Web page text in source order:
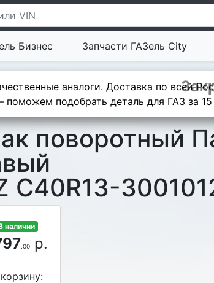
Бизнес Запчасти ГАЗель City
аналоги. Доставка по всей
подобрать деталь для ГАЗ за
поворотный
C40R13-
наличии
.00р.